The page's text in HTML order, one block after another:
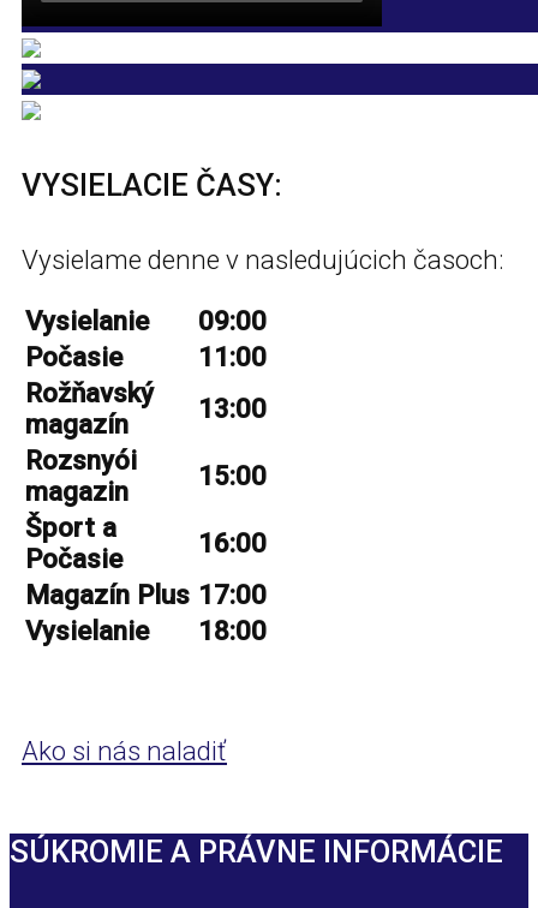
VYSIELACIE ČASY:
Vysielame denne v nasledujúcich časoch:
Vysielanie
09:00
Počasie
11:00
Rožňavský
magazín
13:00
Rozsnyói
magazin
15:00
Šport a
Počasie
16:00
Magazín Plus 17:00
Vysielanie
18:00
Ako si nás naladiť
SÚKROMIE A PRÁVNE INFORMÁCIE